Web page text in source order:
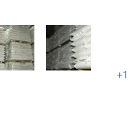
+1